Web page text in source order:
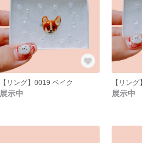
【リング】0019 ベイク
展示中
【リン
展示中